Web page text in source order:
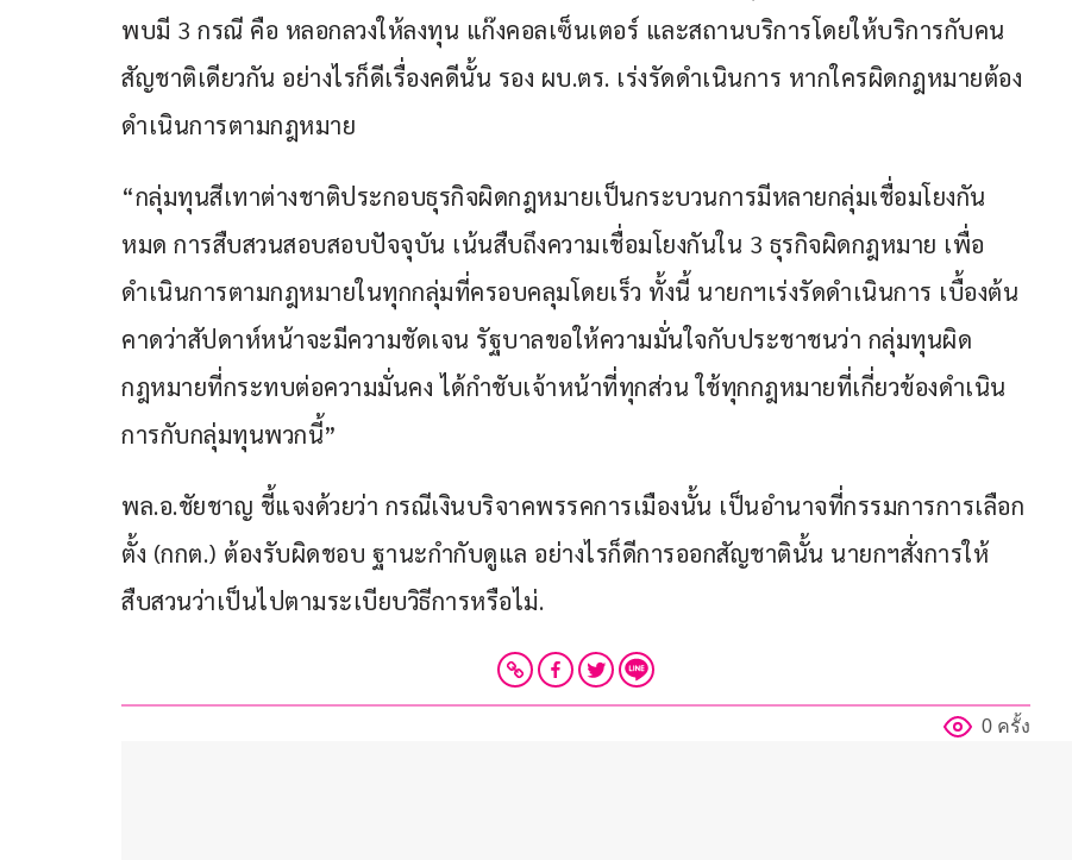
พบมี 3 กรณี คือ หลอกลวงให้ลงทุน แก๊งคอลเซ็นเตอร์ และสถานบริการโดยให้บริการกับคน
สัญชาติเดียวกัน อย่างไรก็ดีเรื่องคดีนั้น รอง ผบ.ตร. เร่งรัดดำเนินการ หากใครผิดกฎหมายต้อง
ดำเนินการตามกฎหมาย
“กลุ่มทุนสีเทาต่างชาติประกอบธุรกิจผิดกฎหมายเป็นกระบวนการมีหลายกลุ่มเชื่อมโยงกัน
หมด การสืบสวนสอบสอบปัจจุบัน เน้นสืบถึงความเชื่อมโยงกันใน 3 ธุรกิจผิดกฎหมาย เพื่อ
ดำเนินการตามกฎหมายในทุกกลุ่มที่ครอบคลุมโดยเร็ว ทั้งนี้ นายกฯเร่งรัดดำเนินการ เบื้องต้น
คาดว่าสัปดาห์หน้าจะมีความชัดเจน รัฐบาลขอให้ความมั่นใจกับประชาชนว่า กลุ่มทุนผิด
กฎหมายที่กระทบต่อความมั่นคง ได้กำชับเจ้าหน้าที่ทุกส่วน ใช้ทุกกฎหมายที่เกี่ยวข้องดำเนิน
การกับกลุ่มทุนพวกนี้”
พล.อ.ชัยชาญ ชี้แจงด้วยว่า กรณีเงินบริจาคพรรคการเมืองนั้น เป็นอำนาจที่กรรมการการเลือก
ตั้ง (กกต.) ต้องรับผิดชอบ ฐานะกำกับดูแล อย่างไรก็ดีการออกสัญชาตินั้น นายกฯสั่งการให้
สืบสวนว่าเป็นไปตามระเบียบวิธีการหรือไม่.
0 ครั้ง